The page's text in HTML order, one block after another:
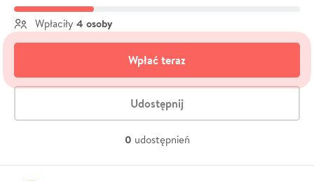
Wpłaciły 4 osoby
Wpłać teraz
Udostępnij
0 udostępnień